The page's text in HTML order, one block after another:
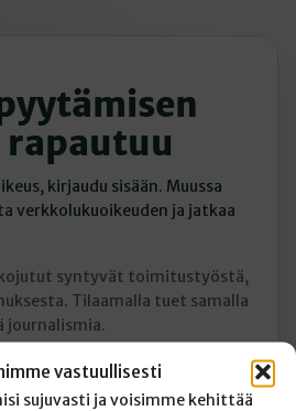
vastuullisesti
sujuvasti ja voisimme kehittää
kirjaudu sisään. Muussa
verkkolukuoikeuden ja jatkaa
syntyvät toimitustyöstä,
Tilaamalla tuet samalla
journalismia.
on jo lukuoikeus